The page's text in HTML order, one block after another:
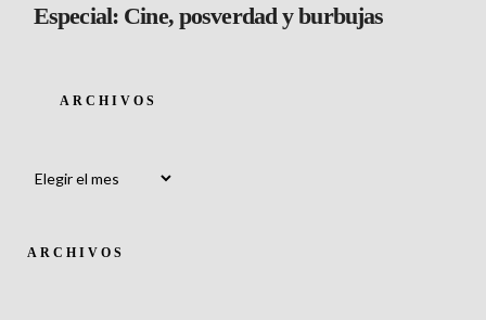
Especial: Cine, posverdad y burbujas
ARCHIVOS
ARCHIVOS